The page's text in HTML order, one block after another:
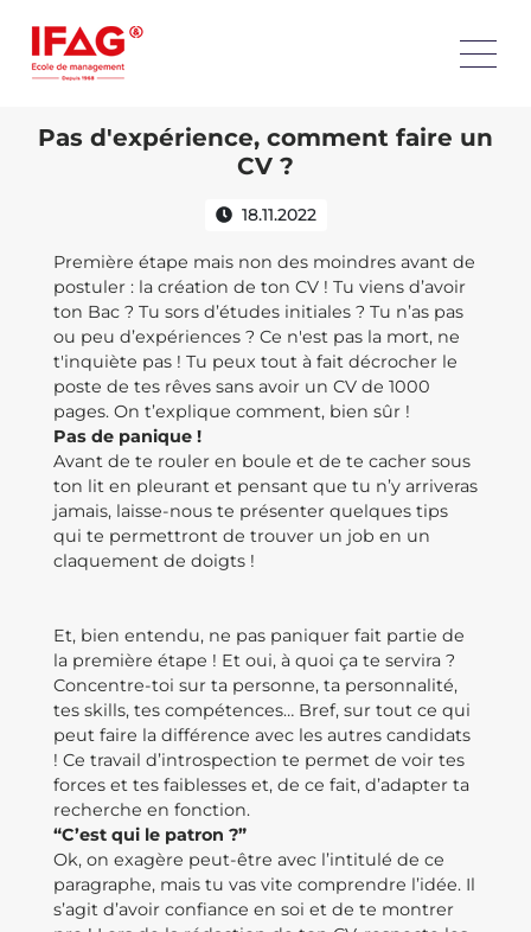
Pas d'expérience, comment faire un
CV ?
18.11.2022
Première étape mais non des moindres avant de
postuler : la création de ton CV ! Tu viens d’avoir
ton Bac ? Tu sors d’études initiales ? Tu n’as pas
ou peu d’expériences ? Ce n'est pas la mort, ne
t'inquiète pas ! Tu peux tout à fait décrocher le
poste de tes rêves sans avoir un CV de 1000
pages. On t’explique comment, bien sûr !
Pas de panique !
Avant de te rouler en boule et de te cacher sous
ton lit en pleurant et pensant que tu n’y arriveras
jamais, laisse-nous te présenter quelques tips
qui te permettront de trouver un job en un
claquement de doigts !
Et, bien entendu, ne pas paniquer fait partie de
la première étape ! Et oui, à quoi ça te servira ?
Concentre-toi sur ta personne, ta personnalité,
tes skills, tes compétences… Bref, sur tout ce qui
peut faire la différence avec les autres candidats
! Ce travail d’introspection te permet de voir tes
forces et tes faiblesses et, de ce fait, d’adapter ta
recherche en fonction.
“C’est qui le patron ?”
Ok, on exagère peut-être avec l’intitulé de ce
paragraphe, mais tu vas vite comprendre l’idée. Il
s’agit d’avoir confiance en soi et de te montrer